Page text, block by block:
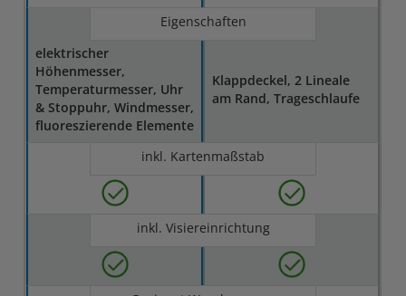
Eigenschaften
elektrischer
Höhenmesser,
Temperaturmesser, Uhr
& Stoppuhr, Windmesser,
fluoreszierende Elemente
Klappdeckel, 2 Lineale
am Rand, Trageschlaufe
inkl. Kartenmaßstab
inkl. Visiereinrichtung